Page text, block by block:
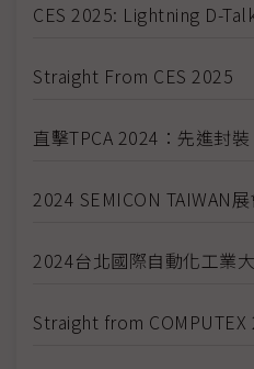
CES 2025: Lightning D-
Straight From CES 2025
直擊TPCA 2024：先進封
2024 SEMICON TAIWAN
2024台北國際自動化工業
Straight from COMPUTEX